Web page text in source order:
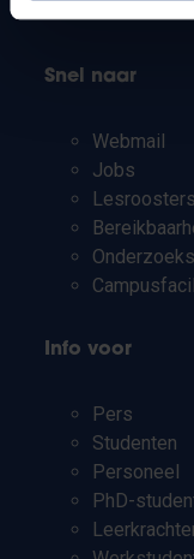
Snel naar
Webmail
Jobs
Lesroosters
Info voor
Pers
Studenten
Personeel
PhD-